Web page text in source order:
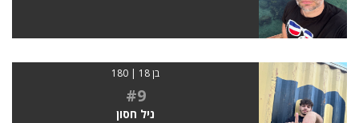
בן 18 | 180
#9
ניל חסון